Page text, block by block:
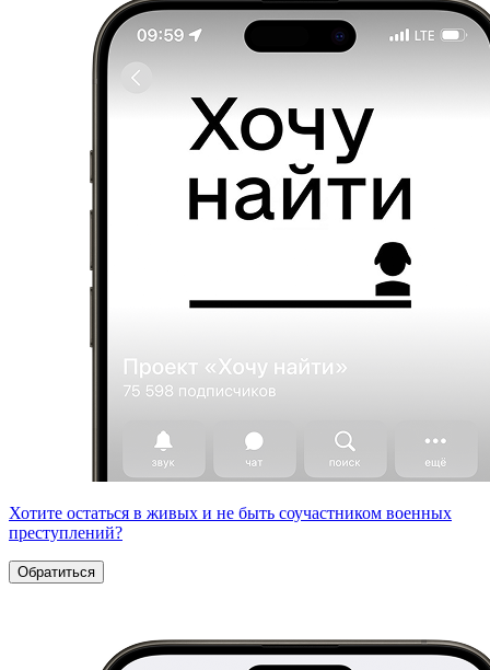
Хотите остаться в живых и не быть соучастником военных
преступлений?
Обратиться